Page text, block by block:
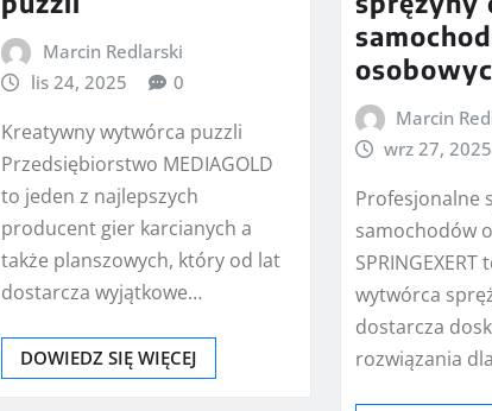
Marcin Redlarski
lis 24, 2025
0
Kreatywny wytwórca puzzli
Przedsiębiorstwo MEDIAGOLD
to jeden z najlepszych
producent gier karcianych a
także planszowych, który od lat
dostarcza wyjątkowe…
DOWIEDZ SIĘ WIĘCEJ
Marcin
wrz 27, 2025
Profesjonalne
samochodów
wytwórca
dostarcza
rozwiązania